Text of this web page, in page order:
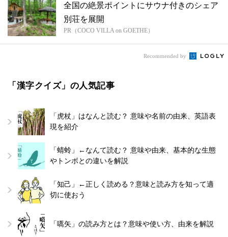
全国の絶景ポイントにサウナ付きのシェア
別荘を展開
PR（COCO VILLA on GOETHE）
Recommended by
「漢字クイズ」の人気記事
「虎杖」はなんと読む？ 意味や名前の由来、英語表
現を紹介
「蜻蛉」←なんて読む？ 意味や由来、基本的な生態
やトンボとの違いを解説
「知己」←正しく読める？意味と読み方を知って適
切に使おう
「嚆矢」の読み方とは？意味や使い方、由来を解説